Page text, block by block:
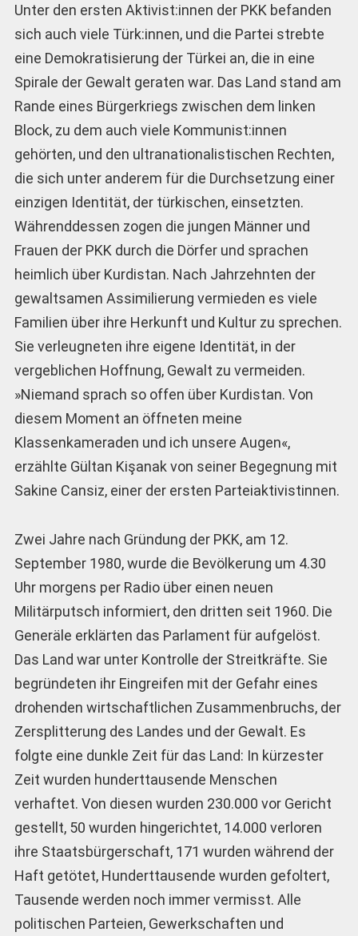
Unter den ersten Aktivist:innen der PKK befanden
sich auch viele Türk:innen, und die Partei strebte
eine Demokratisierung der Türkei an, die in eine
Spirale der Gewalt geraten war. Das Land stand am
Rande eines Bürgerkriegs zwischen dem linken
Block, zu dem auch viele Kommunist:innen
gehörten, und den ultranationalistischen Rechten,
die sich unter anderem für die Durchsetzung einer
einzigen Identität, der türkischen, einsetzten.
Währenddessen zogen die jungen Männer und
Frauen der PKK durch die Dörfer und sprachen
heimlich über Kurdistan. Nach Jahrzehnten der
gewaltsamen Assimilierung vermieden es viele
Familien über ihre Herkunft und Kultur zu sprechen.
Sie verleugneten ihre eigene Identität, in der
vergeblichen Hoffnung, Gewalt zu vermeiden.
»Niemand sprach so offen über Kurdistan. Von
diesem Moment an öffneten meine
Klassenkameraden und ich unsere Augen«,
erzählte Gültan Kişanak von seiner Begegnung mit
Sakine Cansiz, einer der ersten Parteiaktivistinnen.
Zwei Jahre nach Gründung der PKK, am 12.
September 1980, wurde die Bevölkerung um 4.30
Uhr morgens per Radio über einen neuen
Militärputsch informiert, den dritten seit 1960. Die
Generäle erklärten das Parlament für aufgelöst.
Das Land war unter Kontrolle der Streitkräfte. Sie
begründeten ihr Eingreifen mit der Gefahr eines
drohenden wirtschaftlichen Zusammenbruchs, der
Zersplitterung des Landes und der Gewalt. Es
folgte eine dunkle Zeit für das Land: In kürzester
Zeit wurden hunderttausende Menschen
verhaftet. Von diesen wurden 230.000 vor Gericht
gestellt, 50 wurden hingerichtet, 14.000 verloren
ihre Staatsbürgerschaft, 171 wurden während der
Haft getötet, Hunderttausende wurden gefoltert,
Tausende werden noch immer vermisst. Alle
politischen Parteien, Gewerkschaften und